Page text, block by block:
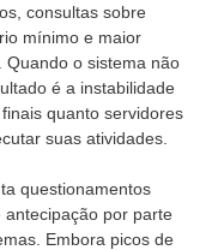
consultas sobre
mínimo e maior
Quando o sistema não
é a instabilidade
quanto servidores
suas atividades.
questionamentos
por parte
Embora picos de